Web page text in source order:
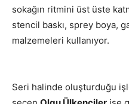
sokağın ritmini üst üste
stencil baskı, sprey boya,
malzemeleri kullanıyor.
Seri halinde oluşturduğu